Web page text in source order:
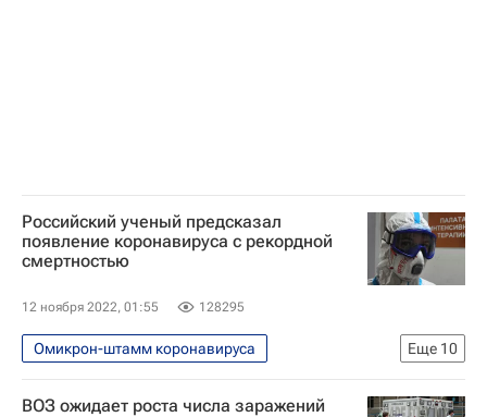
Российский ученый предсказал
появление коронавируса с рекордной
смертностью
12 ноября 2022, 01:55 128295
Еще 10
Омикрон-штамм коронавируса
Распространение коронавируса
ВОЗ ожидает роста числа заражений